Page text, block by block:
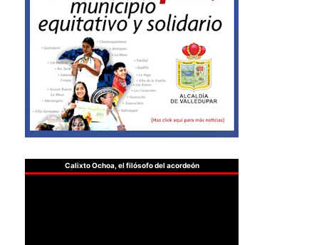
Calixto Ochoa, el filósofo del acordeón